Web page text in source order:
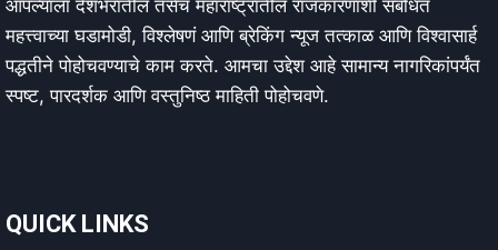
आपल्याला देशभरातील तसेच महाराष्ट्रातील राजकारणाशी संबंधित
महत्त्वाच्या घडामोडी, विश्लेषणं आणि ब्रेकिंग न्यूज तत्काळ आणि विश्वासार्ह
पद्धतीने पोहोचवण्याचे काम करते. आमचा उद्देश आहे सामान्य नागरिकांपर्यंत
स्पष्ट, पारदर्शक आणि वस्तुनिष्ठ माहिती पोहोचवणे.
QUICK LINKS